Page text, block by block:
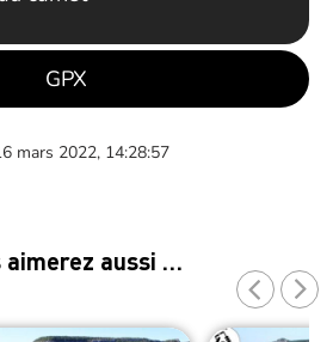
GPX
mars 2022, 14:28:57
aimerez aussi …